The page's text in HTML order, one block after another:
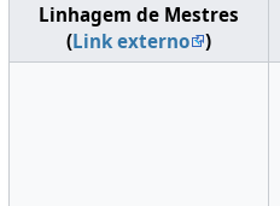
Linhagem de Mestres
(Link externo )